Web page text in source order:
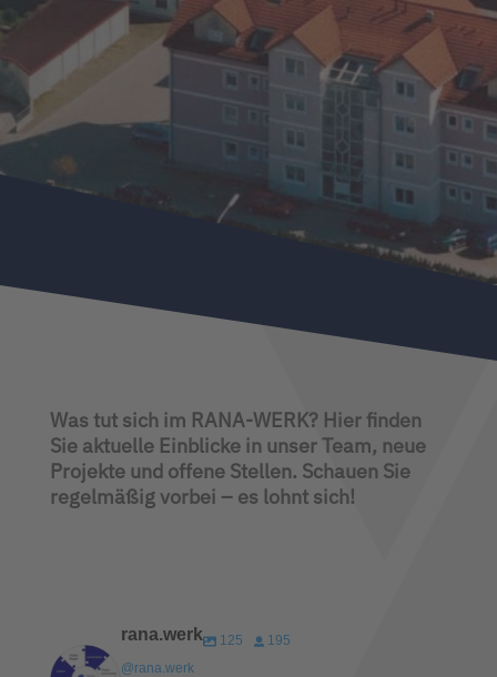
Was tut sich im RANA-WERK? Hier finden
Sie aktuelle Einblicke in unser Team, neue
Projekte und offene Stellen. Schauen Sie
regelmäßig vorbei – es lohnt sich!
rana.werk 125
195
@rana.werk